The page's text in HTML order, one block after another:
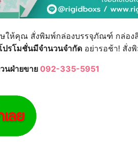
ษให้คุณ สั่งพิมพ์กล่องบรรจุภัณฑ์ กล่อง
ปรโมชั่นมีจำนวนจำกัด อย่ารอช้า! สั่ง
นฝ่ายขาย 092-335-5951